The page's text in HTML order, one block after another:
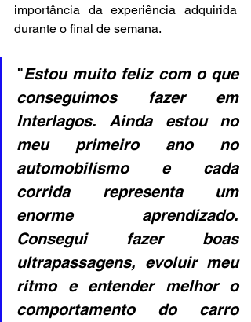
importância da experiência adquirida
durante o final de semana.
"Estou muito feliz com o que
conseguimos fazer em
Interlagos. Ainda estou no
meu primeiro ano no
automobilismo e cada
corrida representa um
enorme aprendizado.
Consegui fazer boas
ultrapassagens, evoluir meu
ritmo e entender melhor o
comportamento do carro